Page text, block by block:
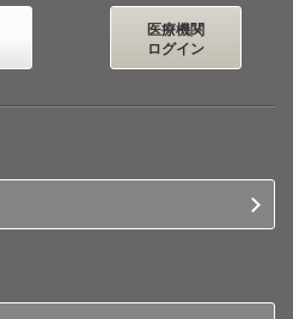
医療機関
ログイン